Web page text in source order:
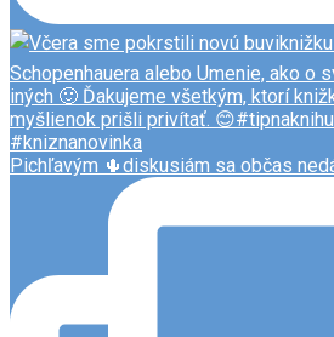
Pichľavým 🌵diskusiám sa občas